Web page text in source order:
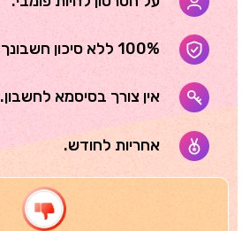
100% ללא סיכון חשבונך.
אין צורך בסיסמא לחשבון.
אחריות לחודש.